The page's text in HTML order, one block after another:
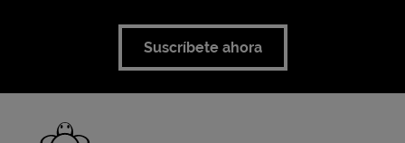
Suscríbete ahora